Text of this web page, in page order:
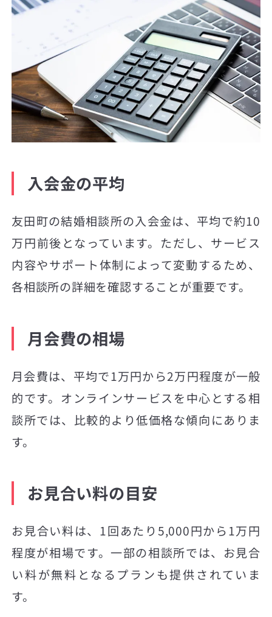
入会金の平均
友田町の結婚相談所の入会金は、平均で約10
万円前後となっています。ただし、サービス
内容やサポート体制によって変動するため、
各相談所の詳細を確認することが重要です。
月会費の相場
月会費は、平均で1万円から2万円程度が一般
的です。オンラインサービスを中心とする相
談所では、比較的より低価格な傾向にありま
す。
お見合い料の目安
お見合い料は、1回あたり5,000円から1万円
程度が相場です。一部の相談所では、お見合
い料が無料となるプランも提供されていま
す。